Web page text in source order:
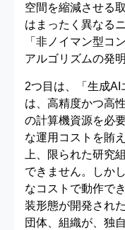
空間を縮減させる
はまったく異なる
「非ノイマン型コ
アルゴリズムの発
2つ目は、「生成
は、高精度かつ高
の計算機資源を必
な運用コストを賄
上、限られた研究
できません。しか
なコストで動作で
装形態が開発され
団体、組織が、独